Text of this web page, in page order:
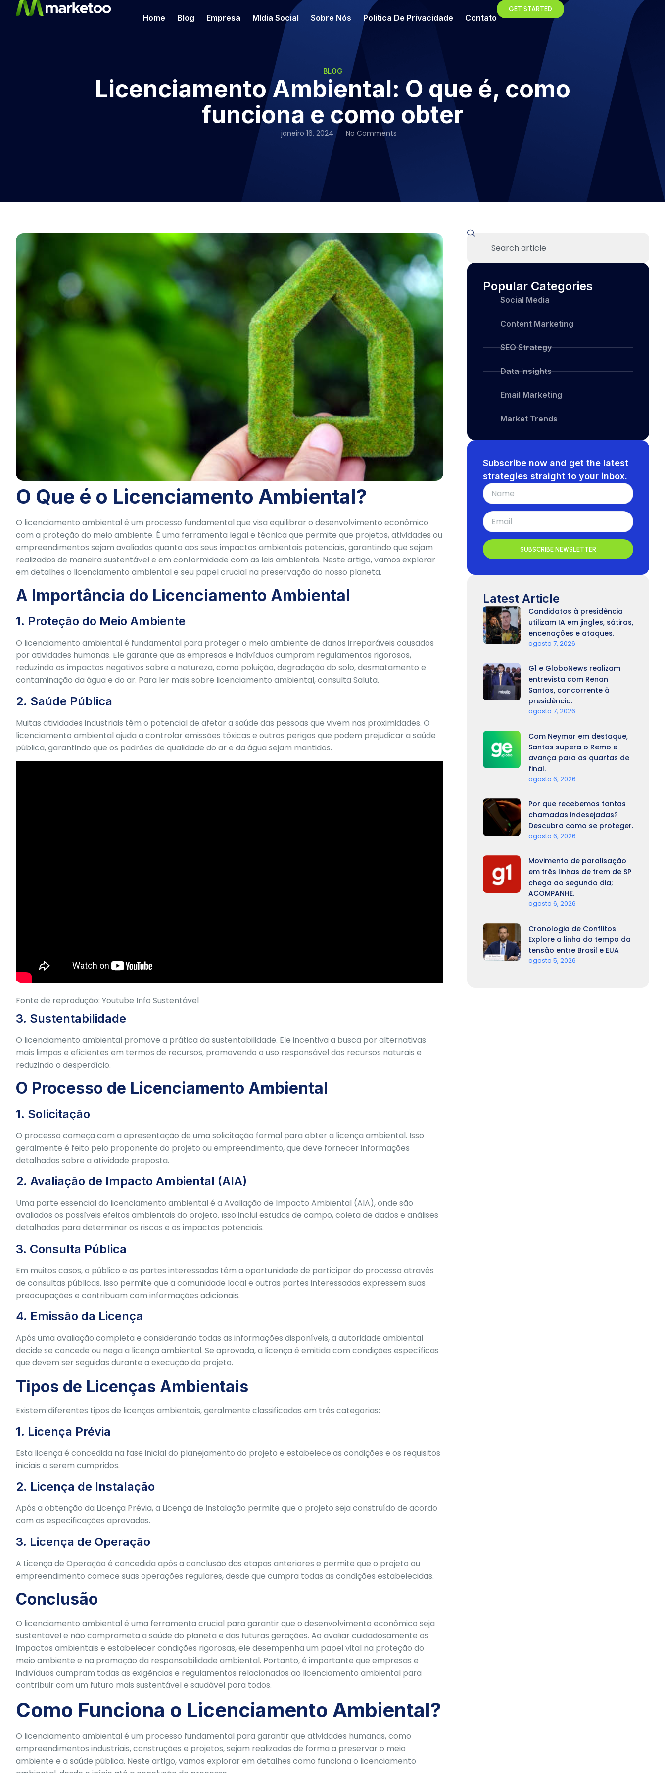
Home Blog Empresa Mídia Social Sobre Nós Politica De Privacidade Contato
GET STARTED
BLOG
Licenciamento Ambiental: O que é, como
funciona e como obter
janeiro 16, 2024 No Comments
O Que é o Licenciamento Ambiental?
O licenciamento ambiental é um processo fundamental que visa equilibrar o desenvolvimento econômico
com a proteção do meio ambiente. É uma ferramenta legal e técnica que permite que projetos, atividades ou
empreendimentos sejam avaliados quanto aos seus impactos ambientais potenciais, garantindo que sejam
realizados de maneira sustentável e em conformidade com as leis ambientais. Neste artigo, vamos explorar
em detalhes o licenciamento ambiental e seu papel crucial na preservação do nosso planeta.
A Importância do Licenciamento Ambiental
1. Proteção do Meio Ambiente
O licenciamento ambiental é fundamental para proteger o meio ambiente de danos irreparáveis causados
por atividades humanas. Ele garante que as empresas e indivíduos cumpram regulamentos rigorosos,
reduzindo os impactos negativos sobre a natureza, como poluição, degradação do solo, desmatamento e
contaminação da água e do ar. Para ler mais sobre licenciamento ambiental, consulta Saluta.
2. Saúde Pública
Muitas atividades industriais têm o potencial de afetar a saúde das pessoas que vivem nas proximidades. O
licenciamento ambiental ajuda a controlar emissões tóxicas e outros perigos que podem prejudicar a saúde
pública, garantindo que os padrões de qualidade do ar e da água sejam mantidos.
Fonte de reprodução: Youtube Info Sustentável
3. Sustentabilidade
O licenciamento ambiental promove a prática da sustentabilidade. Ele incentiva a busca por alternativas
mais limpas e eficientes em termos de recursos, promovendo o uso responsável dos recursos naturais e
reduzindo o desperdício.
O Processo de Licenciamento Ambiental
1. Solicitação
O processo começa com a apresentação de uma solicitação formal para obter a licença ambiental. Isso
geralmente é feito pelo proponente do projeto ou empreendimento, que deve fornecer informações
detalhadas sobre a atividade proposta.
2. Avaliação de Impacto Ambiental (AIA)
Uma parte essencial do licenciamento ambiental é a Avaliação de Impacto Ambiental (AIA), onde são
avaliados os possíveis efeitos ambientais do projeto. Isso inclui estudos de campo, coleta de dados e análises
detalhadas para determinar os riscos e os impactos potenciais.
3. Consulta Pública
Em muitos casos, o público e as partes interessadas têm a oportunidade de participar do processo através
de consultas públicas. Isso permite que a comunidade local e outras partes interessadas expressem suas
preocupações e contribuam com informações adicionais.
4. Emissão da Licença
Após uma avaliação completa e considerando todas as informações disponíveis, a autoridade ambiental
decide se concede ou nega a licença ambiental. Se aprovada, a licença é emitida com condições específicas
que devem ser seguidas durante a execução do projeto.
Tipos de Licenças Ambientais
Existem diferentes tipos de licenças ambientais, geralmente classificadas em três categorias:
1. Licença Prévia
Esta licença é concedida na fase inicial do planejamento do projeto e estabelece as condições e os requisitos
iniciais a serem cumpridos.
2. Licença de Instalação
Após a obtenção da Licença Prévia, a Licença de Instalação permite que o projeto seja construído de acordo
com as especificações aprovadas.
3. Licença de Operação
A Licença de Operação é concedida após a conclusão das etapas anteriores e permite que o projeto ou
empreendimento comece suas operações regulares, desde que cumpra todas as condições estabelecidas.
Conclusão
O licenciamento ambiental é uma ferramenta crucial para garantir que o desenvolvimento econômico seja
sustentável e não comprometa a saúde do planeta e das futuras gerações. Ao avaliar cuidadosamente os
impactos ambientais e estabelecer condições rigorosas, ele desempenha um papel vital na proteção do
meio ambiente e na promoção da responsabilidade ambiental. Portanto, é importante que empresas e
indivíduos cumpram todas as exigências e regulamentos relacionados ao licenciamento ambiental para
contribuir com um futuro mais sustentável e saudável para todos.
Como Funciona o Licenciamento Ambiental?
O licenciamento ambiental é um processo fundamental para garantir que atividades humanas, como
empreendimentos industriais, construções e projetos, sejam realizadas de forma a preservar o meio
ambiente e a saúde pública. Neste artigo, vamos explorar em detalhes como funciona o licenciamento
Popular Categories
Social Media
Content Marketing
SEO Strategy
Data Insights
Email Marketing
Market Trends
Subscribe now and get the latest
strategies straight to your inbox.
SUBSCRIBE NEWSLETTER
Latest Article
Candidatos à presidência
utilizam IA em jingles, sátiras,
encenações e ataques.
agosto 7, 2026
G1 e GloboNews realizam
entrevista com Renan
Santos, concorrente à
presidência.
agosto 7, 2026
Com Neymar em destaque,
Santos supera o Remo e
avança para as quartas de
final.
agosto 6, 2026
Por que recebemos tantas
chamadas indesejadas?
Descubra como se proteger.
agosto 6, 2026
Movimento de paralisação
em três linhas de trem de SP
chega ao segundo dia;
ACOMPANHE.
agosto 6, 2026
Cronologia de Conflitos:
Explore a linha do tempo da
tensão entre Brasil e EUA
agosto 5, 2026